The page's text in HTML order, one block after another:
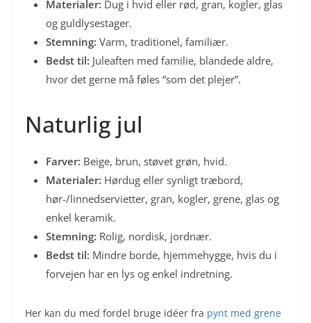
Materialer: Dug i hvid eller rød, gran, kogler, glas
og guldlysestager.
Stemning: Varm, traditionel, familiær.
Bedst til: Juleaften med familie, blandede aldre,
hvor det gerne må føles “som det plejer”.
Naturlig jul
Farver: Beige, brun, støvet grøn, hvid.
Materialer: Hørdug eller synligt træbord,
hør-/linnedservietter, gran, kogler, grene, glas og
enkel keramik.
Stemning: Rolig, nordisk, jordnær.
Bedst til: Mindre borde, hjemmehygge, hvis du i
forvejen har en lys og enkel indretning.
Her kan du med fordel bruge idéer fra pynt med grene